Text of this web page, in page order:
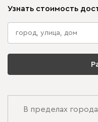
Узнать стоимость
В пределах города